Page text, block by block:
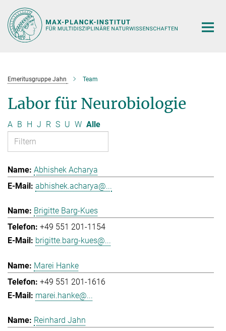
Hauptinhalt
Emeritusgruppe Jahn Team
Labor für Neurobiologie
A B H J R S U W Alle
Abhishek Acharya
abhishek.acharya@...
Brigitte Barg-Kues
+49 551 201-1154
brigitte.barg-kues@...
Marei Hanke
+49 551 201-1616
marei.hanke@...
Reinhard Jahn